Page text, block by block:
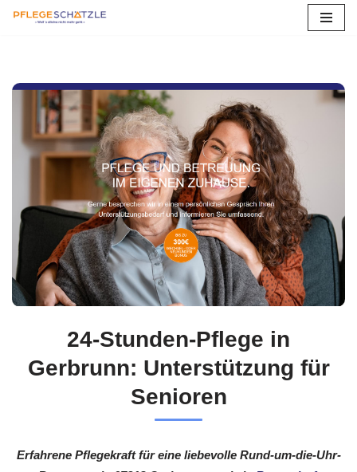
springen
24-Stunden-Pflege in
Gerbrunn: Unterstützung für
Senioren
Erfahrene Pflegekraft für eine liebevolle Rund-um-die-Uhr-